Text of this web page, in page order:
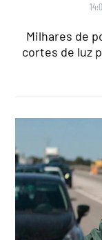
Milhares de
cortes de luz